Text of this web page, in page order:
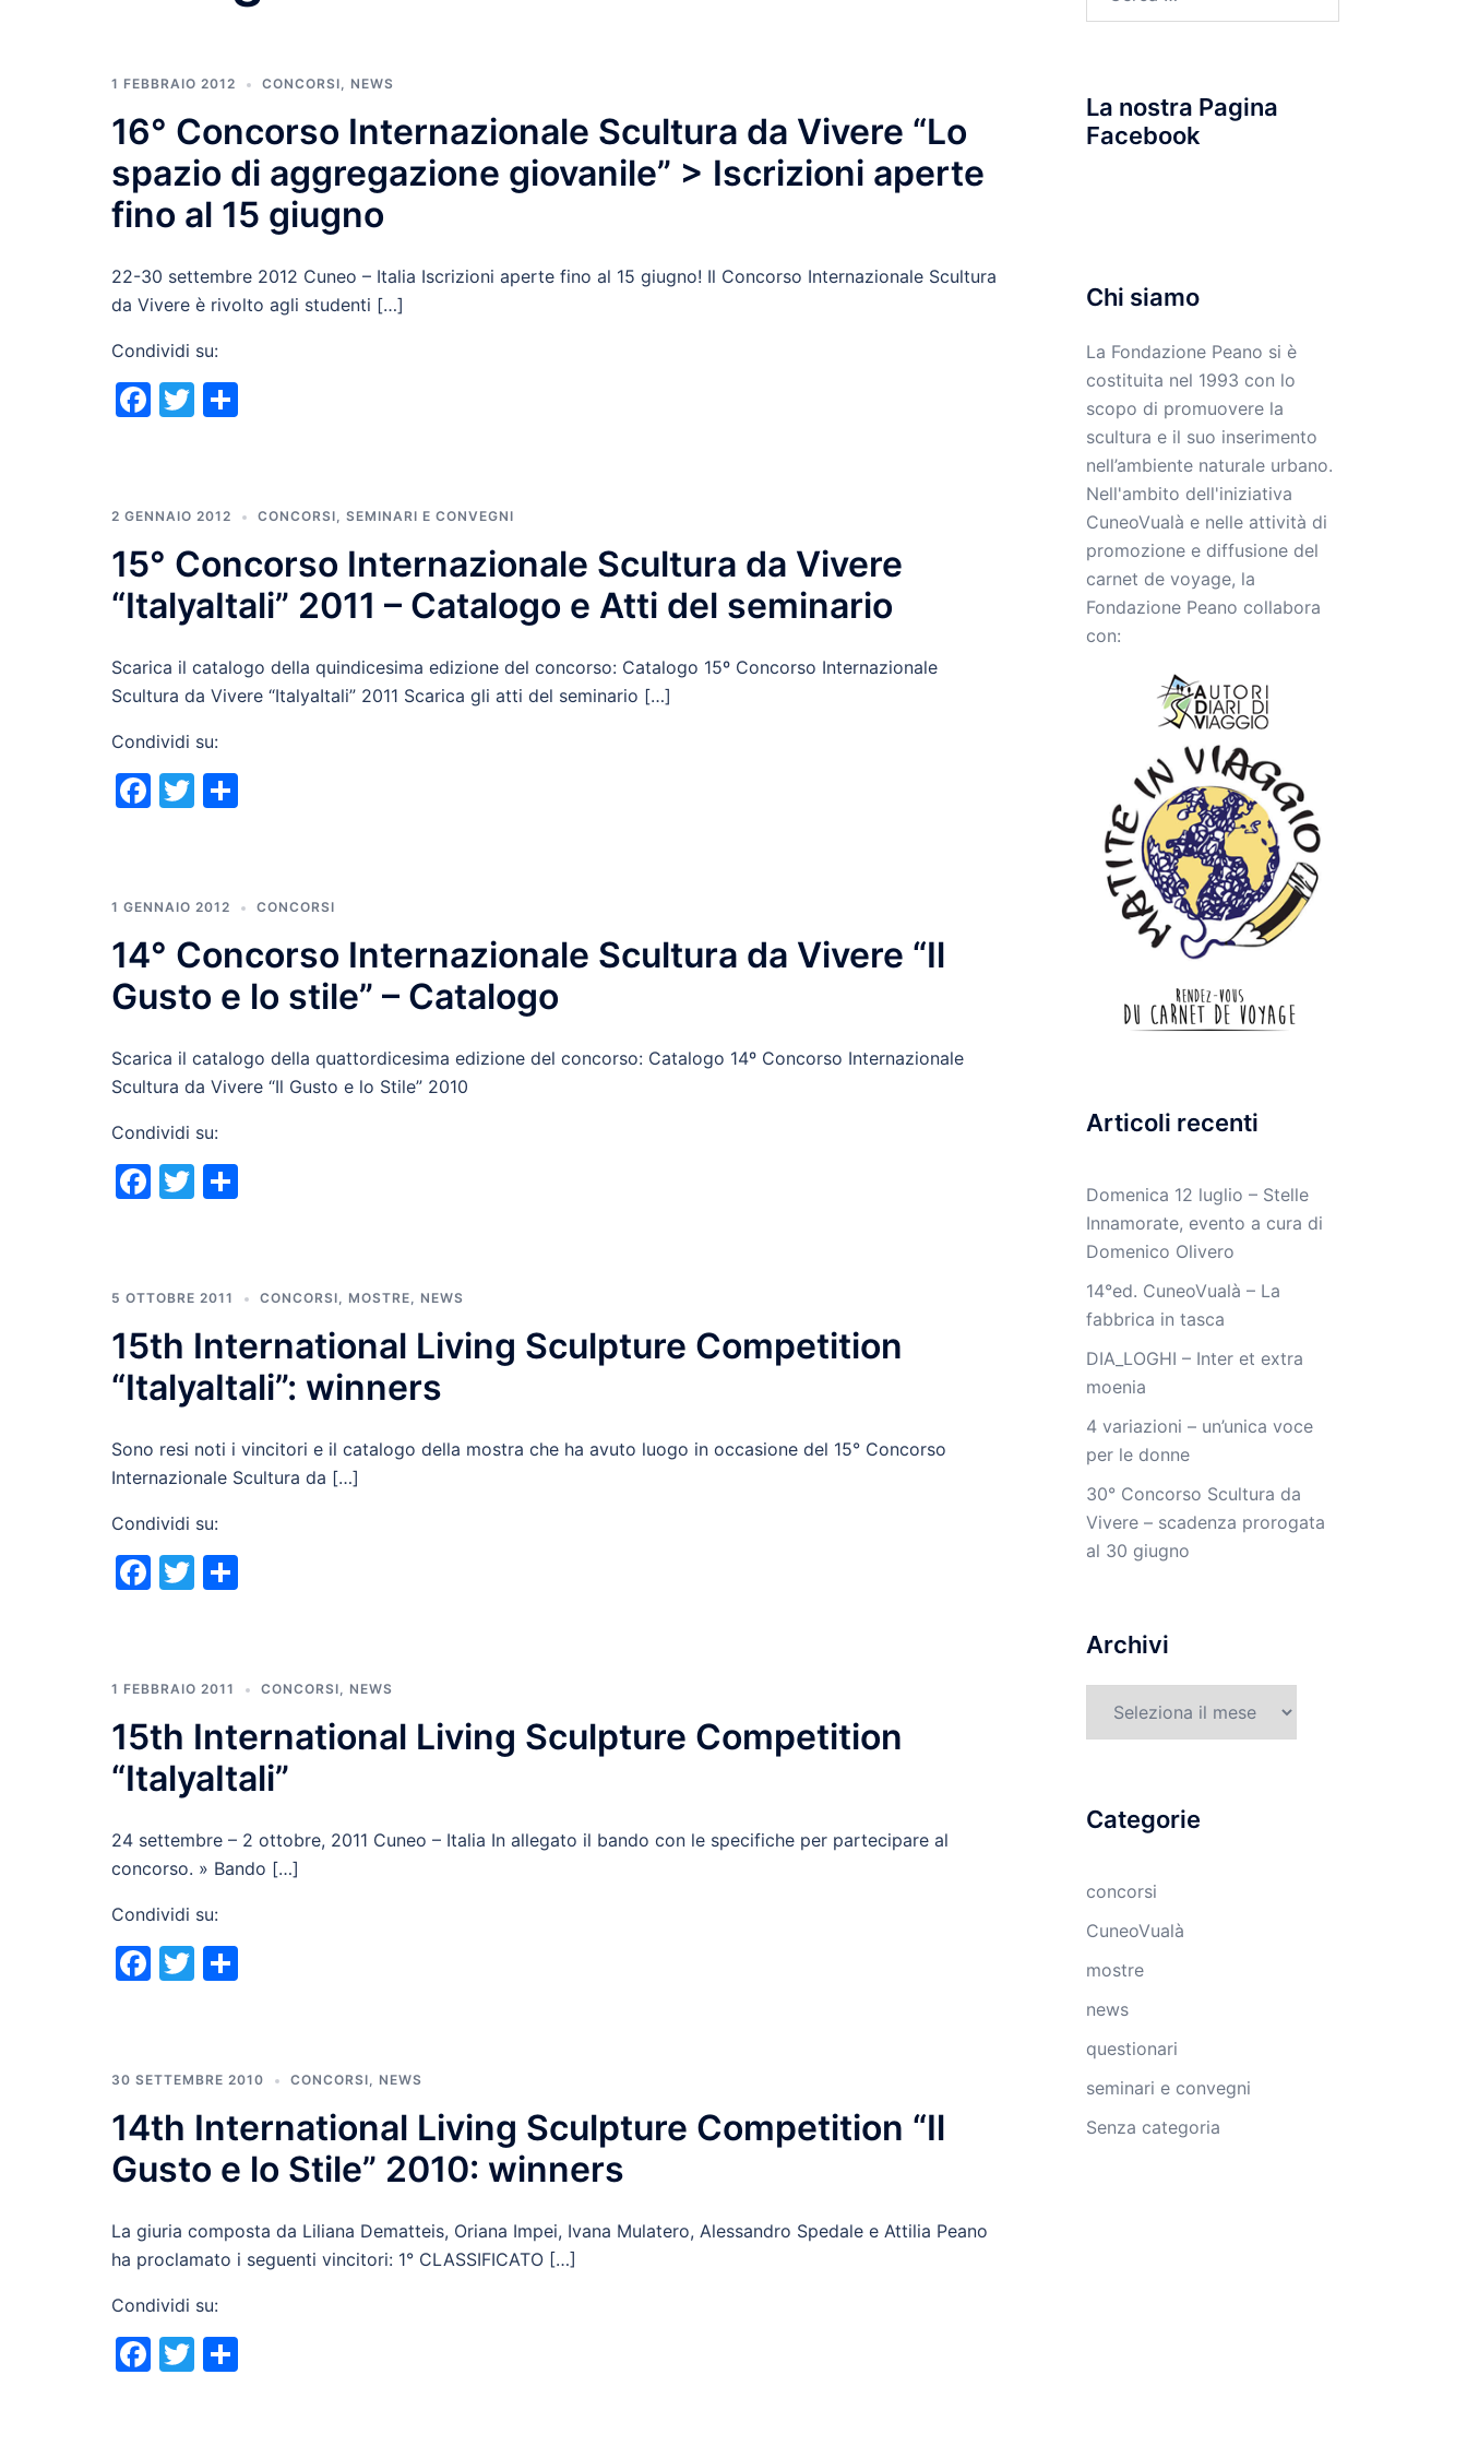
1 FEBBRAIO 2012 CONCORSI, NEWS
16° Concorso Internazionale Scultura da Vivere “Lo
spazio di aggregazione giovanile” > Iscrizioni aperte
fino al 15 giugno
22-30 settembre 2012 Cuneo – Italia Iscrizioni aperte fino al 15 giugno! Il Concorso Internazionale Scultura
da Vivere è rivolto agli studenti […]
Condividi su:
Facebook
Twitter
2 GENNAIO 2012 CONCORSI, SEMINARI E CONVEGNI
15° Concorso Internazionale Scultura da Vivere
“ItalyaItali” 2011 – Catalogo e Atti del seminario
Scarica il catalogo della quindicesima edizione del concorso: Catalogo 15º Concorso Internazionale
Scultura da Vivere “ItalyaItali” 2011 Scarica gli atti del seminario […]
Condividi su:
Facebook
Twitter
1 GENNAIO 2012 CONCORSI
14° Concorso Internazionale Scultura da Vivere “Il
Gusto e lo stile” – Catalogo
Scarica il catalogo della quattordicesima edizione del concorso: Catalogo 14º Concorso Internazionale
Scultura da Vivere “Il Gusto e lo Stile” 2010
Condividi su:
Facebook
Twitter
5 OTTOBRE 2011 CONCORSI, MOSTRE, NEWS
15th International Living Sculpture Competition
“ItalyaItali”: winners
Sono resi noti i vincitori e il catalogo della mostra che ha avuto luogo in occasione del 15° Concorso
Internazionale Scultura da […]
Condividi su:
Facebook
Twitter
1 FEBBRAIO 2011 CONCORSI, NEWS
15th International Living Sculpture Competition
“ItalyaItali”
24 settembre – 2 ottobre, 2011 Cuneo – Italia In allegato il bando con le specifiche per partecipare al
concorso. » Bando […]
Condividi su:
Facebook
Twitter
30 SETTEMBRE 2010 CONCORSI, NEWS
14th International Living Sculpture Competition “Il
Gusto e lo Stile” 2010: winners
La giuria composta da Liliana Dematteis, Oriana Impei, Ivana Mulatero, Alessandro Spedale e Attilia Peano
ha proclamato i seguenti vincitori: 1° CLASSIFICATO […]
Condividi su:
Facebook
Twitter
La nostra Pagina
Facebook
Chi siamo
La Fondazione Peano si è
costituita nel 1993 con lo
scopo di promuovere la
scultura e il suo inserimento
nell’ambiente naturale urbano.
Nell'ambito dell'iniziativa
CuneoVualà e nelle attività di
promozione e diffusione del
carnet de voyage, la
Fondazione Peano collabora
con:
Articoli recenti
Domenica 12 luglio – Stelle
Innamorate, evento a cura di
Domenico Olivero
14°ed. CuneoVualà – La
fabbrica in tasca
DIA_LOGHI – Inter et extra
moenia
4 variazioni – un’unica voce
per le donne
30° Concorso Scultura da
Vivere – scadenza prorogata
al 30 giugno
Archivi
Categorie
concorsi
CuneoVualà
mostre
news
questionari
seminari e convegni
Senza categoria